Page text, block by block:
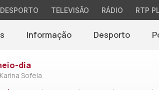
DESPORTO TELEVISÃO RÁDIO RTP
Informação Desporto
dia
Sofela